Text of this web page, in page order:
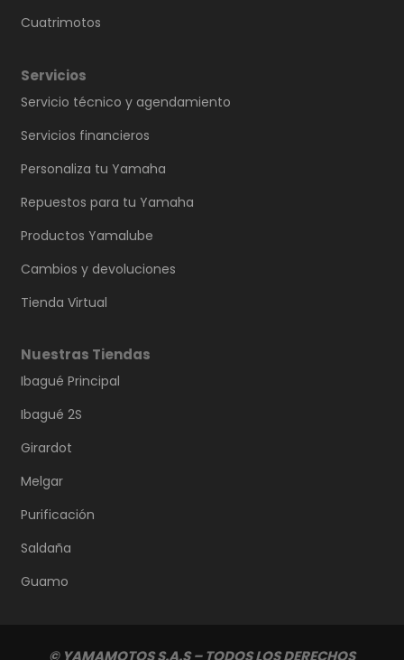
Cuatrimotos
Servicios
Servicio técnico y agendamiento
Servicios financieros
Personaliza tu Yamaha
Repuestos para tu Yamaha
Productos Yamalube
Cambios y devoluciones
Tienda Virtual
Nuestras Tiendas
Ibagué Principal
Ibagué 2S
Girardot
Melgar
Purificación
Saldaña
Guamo
© YAMAMOTOS S.A.S – TODOS LOS DERECHOS